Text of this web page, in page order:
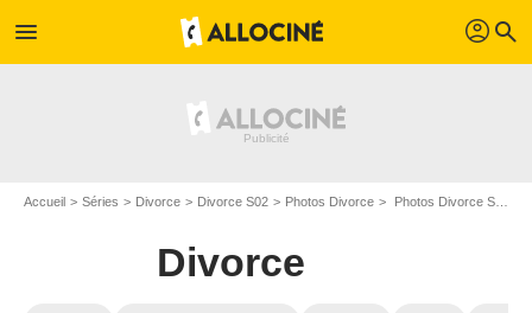
menu profil search
Accueil Séries Divorce Divorce S02 Photos Divorce Photos Divorce S02
Divorce